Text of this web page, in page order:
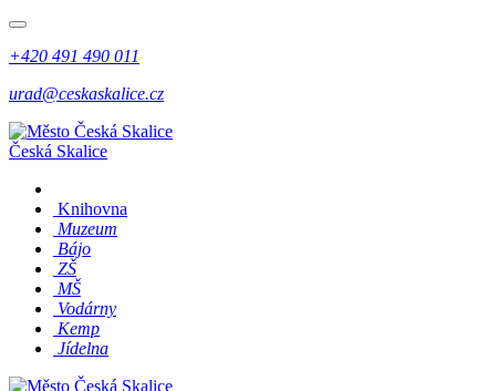
+420 491 490 011
urad@ceskaskalice.cz
Česká Skalice
Knihovna
Muzeum
Bájo
ZŠ
MŠ
Vodárny
Kemp
Jídelna